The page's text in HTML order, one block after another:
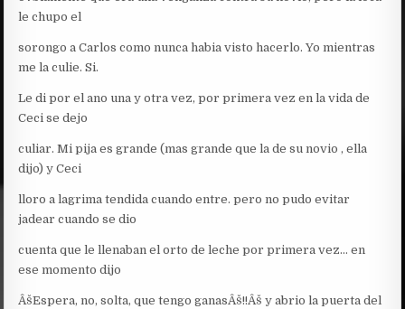
le chupo el
sorongo a Carlos como nunca habia visto hacerlo. Yo mientras
me la culie. Si.
Le di por el ano una y otra vez, por primera vez en la vida de
Ceci se dejo
culiar. Mi pija es grande (mas grande que la de su novio , ella
dijo) y Ceci
lloro a lagrima tendida cuando entre. pero no pudo evitar
jadear cuando se dio
cuenta que le llenaban el orto de leche por primera vez… en
ese momento dijo
ÂšEspera, no, solta, que tengo ganasÂš!!Âš y abrio la puerta del